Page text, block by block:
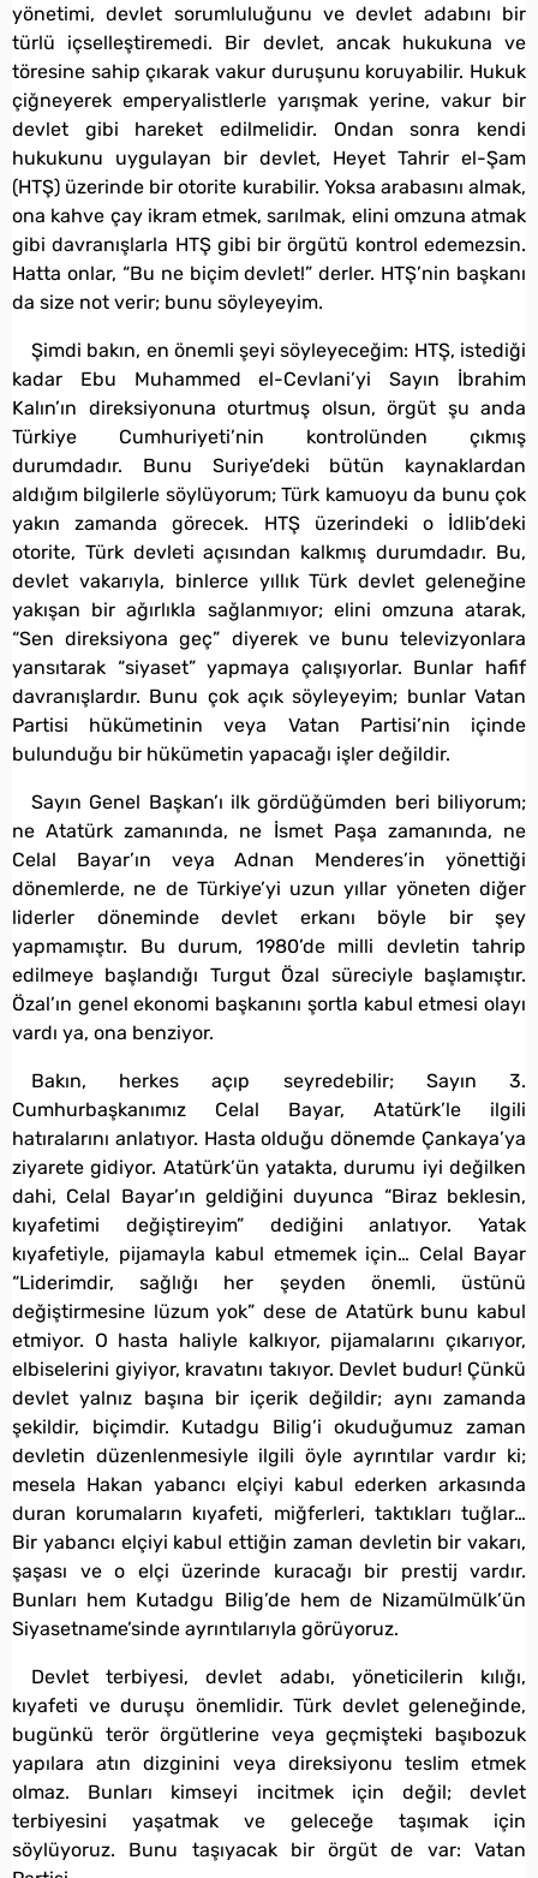
yönetimi, devlet sorumluluğunu ve devlet adabını bir
türlü içselleştiremedi. Bir devlet, ancak hukukuna ve
töresine sahip çıkarak vakur duruşunu koruyabilir. Hukuk
çiğneyerek emperyalistlerle yarışmak yerine, vakur bir
devlet gibi hareket edilmelidir. Ondan sonra kendi
hukukunu uygulayan bir devlet, Heyet Tahrir el-Şam
(HTŞ) üzerinde bir otorite kurabilir. Yoksa arabasını almak,
ona kahve çay ikram etmek, sarılmak, elini omzuna atmak
gibi davranışlarla HTŞ gibi bir örgütü kontrol edemezsin.
Hatta onlar, “Bu ne biçim devlet!” derler. HTŞ’nin başkanı
da size not verir; bunu söyleyeyim.
Şimdi bakın, en önemli şeyi söyleyeceğim: HTŞ, istediği
kadar Ebu Muhammed el-Cevlani’yi Sayın İbrahim
Kalın’ın direksiyonuna oturtmuş olsun, örgüt şu anda
Türkiye Cumhuriyeti’nin kontrolünden çıkmış
durumdadır. Bunu Suriye’deki bütün kaynaklardan
aldığım bilgilerle söylüyorum; Türk kamuoyu da bunu çok
yakın zamanda görecek. HTŞ üzerindeki o İdlib’deki
otorite, Türk devleti açısından kalkmış durumdadır. Bu,
devlet vakarıyla, binlerce yıllık Türk devlet geleneğine
yakışan bir ağırlıkla sağlanmıyor; elini omzuna atarak,
“Sen direksiyona geç” diyerek ve bunu televizyonlara
yansıtarak “siyaset” yapmaya çalışıyorlar. Bunlar hafif
davranışlardır. Bunu çok açık söyleyeyim; bunlar Vatan
Partisi hükümetinin veya Vatan Partisi’nin içinde
bulunduğu bir hükümetin yapacağı işler değildir.
Sayın Genel Başkan’ı ilk gördüğümden beri biliyorum;
ne Atatürk zamanında, ne İsmet Paşa zamanında, ne
Celal Bayar’ın veya Adnan Menderes’in yönettiği
dönemlerde, ne de Türkiye’yi uzun yıllar yöneten diğer
liderler döneminde devlet erkanı böyle bir şey
yapmamıştır. Bu durum, 1980’de milli devletin tahrip
edilmeye başlandığı Turgut Özal süreciyle başlamıştır.
Özal’ın genel ekonomi başkanını şortla kabul etmesi olayı
vardı ya, ona benziyor.
Bakın, herkes açıp seyredebilir; Sayın 3.
Cumhurbaşkanımız Celal Bayar, Atatürk’le ilgili
hatıralarını anlatıyor. Hasta olduğu dönemde Çankaya’ya
ziyarete gidiyor. Atatürk’ün yatakta, durumu iyi değilken
dahi, Celal Bayar’ın geldiğini duyunca “Biraz beklesin,
kıyafetimi değiştireyim” dediğini anlatıyor. Yatak
kıyafetiyle, pijamayla kabul etmemek için… Celal Bayar
“Liderimdir, sağlığı her şeyden önemli, üstünü
değiştirmesine lüzum yok” dese de Atatürk bunu kabul
etmiyor. O hasta haliyle kalkıyor, pijamalarını çıkarıyor,
elbiselerini giyiyor, kravatını takıyor. Devlet budur! Çünkü
devlet yalnız başına bir içerik değildir; aynı zamanda
şekildir, biçimdir. Kutadgu Bilig’i okuduğumuz zaman
devletin düzenlenmesiyle ilgili öyle ayrıntılar vardır ki;
mesela Hakan yabancı elçiyi kabul ederken arkasında
duran korumaların kıyafeti, miğferleri, taktıkları tuğlar…
Bir yabancı elçiyi kabul ettiğin zaman devletin bir vakarı,
şaşası ve o elçi üzerinde kuracağı bir prestij vardır.
Bunları hem Kutadgu Bilig’de hem de Nizamülmülk’ün
Siyasetname’sinde ayrıntılarıyla görüyoruz.
Devlet terbiyesi, devlet adabı, yöneticilerin kılığı,
kıyafeti ve duruşu önemlidir. Türk devlet geleneğinde,
bugünkü terör örgütlerine veya geçmişteki başıbozuk
yapılara atın dizginini veya direksiyonu teslim etmek
olmaz. Bunları kimseyi incitmek için değil; devlet
terbiyesini yaşatmak ve geleceğe taşımak için
söylüyoruz. Bunu taşıyacak bir örgüt de var: Vatan